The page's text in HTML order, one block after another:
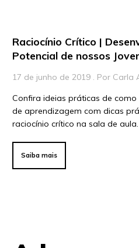
Artigos
Para Educadores
Para Líderes
Raciocínio Crítico |
Potencial de nossos
17 de junho de 2019 . Por Carla
Confira ideias práticas de
de aprendizagem com dicas
raciocínio crítico na sala de aula.
Saiba mais